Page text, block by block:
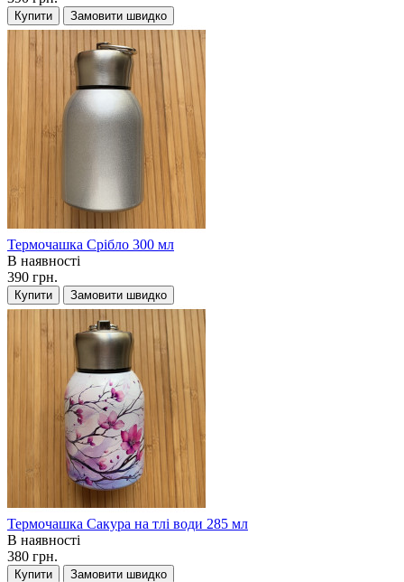
Купити Замовити швидко
Термочашка Срібло 300 мл
В наявності
390 грн.
Купити Замовити швидко
Термочашка Сакура на тлі води 285 мл
В наявності
380 грн.
Купити Замовити швидко